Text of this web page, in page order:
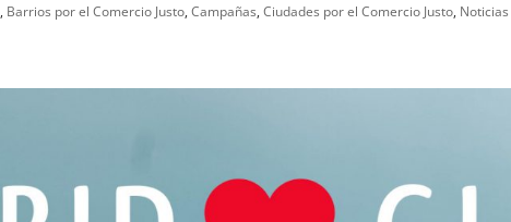
, Barrios por el Comercio Justo,Campañas,Ciudades por el Comercio Justo, Noticias